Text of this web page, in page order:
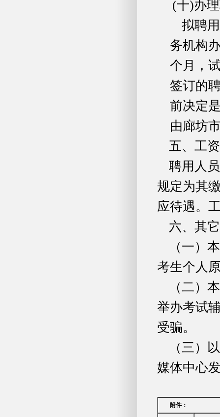
(十)办
拟聘
务机构
个月，
签订的
前决定
由廊坊
五、工
聘用人
规定为其
应待遇。
六、其
（一）
考生个人
（二）
举办考试
受骗。
（三）
媒体中心
附件：